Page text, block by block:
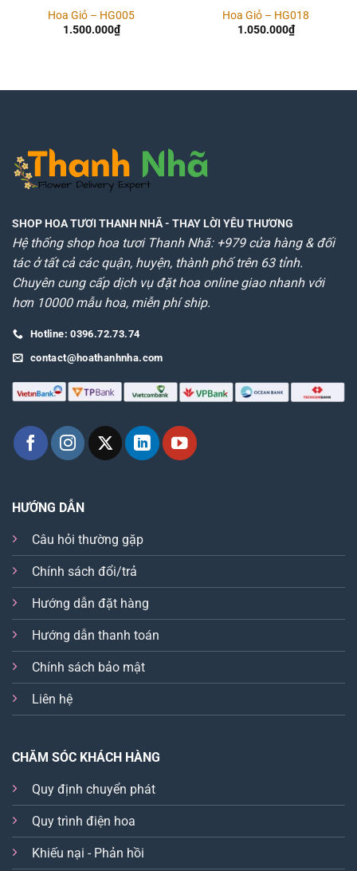
Hoa Giỏ – HG005
1.500.000₫
Hoa Giỏ – HG018
1.050.000₫
SHOP HOA TƯƠI THANH NHÃ- THAY LỜI YÊU THƯƠNG
Hệ thống shop hoa tươi Thanh Nhã: +979 cửa hàng & đối
tác ở tất cả các quận, huyện, thành phố trên 63 tỉnh.
Chuyên cung cấp dịch vụ đặt hoa online giao nhanh với
hơn 10000 mẫu hoa, miễn phí ship.
Hotline: 0396.72.73.74
contact@hoathanhnha.com
HƯỚNG DẪN
Câu hỏi thường gặp
Chính sách đổi/trả
Hướng dẫn đặt hàng
Hướng dẫn thanh toán
Chính sách bảo mật
Liên hệ
CHĂM SÓC KHÁCH HÀNG
Quy định chuyển phát
Quy trình điện hoa
Khiếu nại - Phản hồi